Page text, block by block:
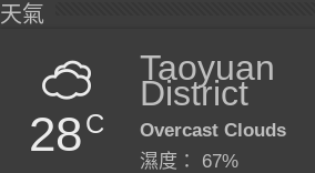
天氣
28C
Taoyuan
District
Overcast Clouds
濕度： 67%